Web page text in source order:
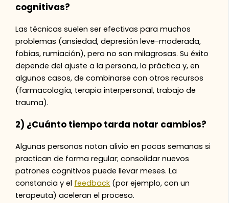
cognitivas?
Las técnicas suelen ser efectivas para muchos
problemas (ansiedad, depresión leve-moderada,
fobias, rumiación), pero no son milagrosas. Su éxito
depende del ajuste a la persona, la práctica y, en
algunos casos, de combinarse con otros recursos
(farmacología, terapia interpersonal, trabajo de
trauma).
2) ¿Cuánto tiempo tarda notar cambios?
Algunas personas notan alivio en pocas semanas si
practican de forma regular; consolidar nuevos
patrones cognitivos puede llevar meses. La
constancia y el feedback (por ejemplo, con un
terapeuta) aceleran el proceso.